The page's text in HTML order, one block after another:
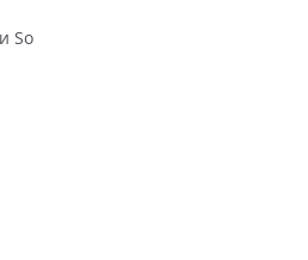
So